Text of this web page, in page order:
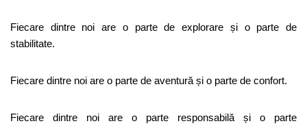
Fiecare dintre noi are o parte de explorare și o parte de
stabilitate.
Fiecare dintre noi are o parte de aventură și o parte de confort.
Fiecare dintre noi are o parte responsabilă și o parte